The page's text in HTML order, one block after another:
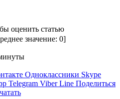
оценить статью
значение: 0]
Одноклассники Skype
Telegram Viber Line Поделиться